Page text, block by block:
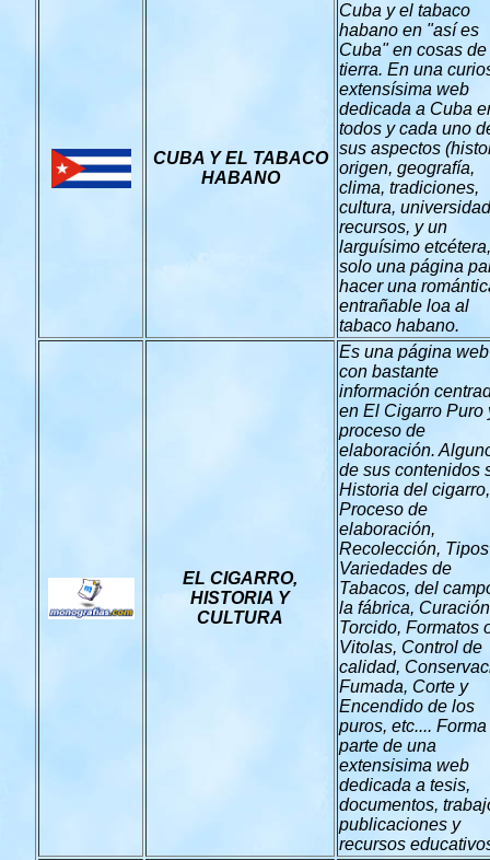
CUBA Y EL TABACO
HABANO
Cuba y el tabaco
habano en "así es
Cuba" en cosas de
tierra. En una
extensísima web
dedicada a Cuba
todos y cada uno
sus aspectos
origen, geografía,
clima, tradiciones,
cultura,
recursos, y un
larguísimo etcétera,
solo una página
hacer una
entrañable loa al
tabaco habano.
EL CIGARRO,
HISTORIA Y
CULTURA
Es una página web
con bastante
información
en El Cigarro Puro
proceso de
elaboración.
de sus contenidos
Historia del cigarro,
Proceso de
elaboración,
Recolección,
Variedades de
Tabacos, del
la fábrica,
Torcido, Formatos
Vitolas, Control de
calidad,
Fumada, Corte y
Encendido de los
puros, etc.... Forma
parte de una
extensisima web
dedicada a tesis,
documentos,
publicaciones y
recursos